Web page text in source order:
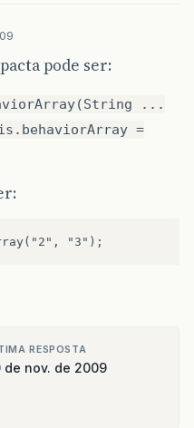
pode ser:
...
=
RESPOSTA
de nov. de 2009